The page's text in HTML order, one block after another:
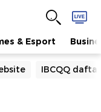
& Esport
IBCQQ daftar